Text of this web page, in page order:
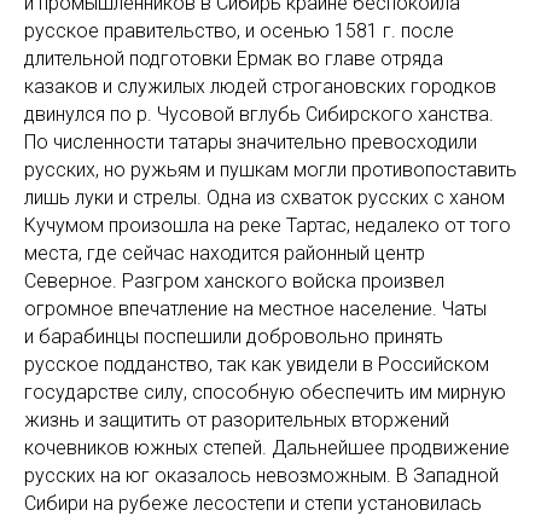
русское правительство, и осенью 1581 г. после
длительной подготовки Ермак во главе отряда
казаков и служилых людей строгановских городков
двинулся по р. Чусовой вглубь Сибирского ханства.
По численности татары значительно превосходили
русских, но ружьям и пушкам могли противопоставить
лишь луки и стрелы. Одна из схваток русских с ханом
Кучумом произошла на реке Тартас, недалеко от того
места, где сейчас находится районный центр
Северное. Разгром ханского войска произвел
огромное впечатление на местное население. Чаты
и барабинцы поспешили добровольно принять
русское подданство, так как увидели в Российском
государстве силу, способную обеспечить им мирную
жизнь и защитить от разорительных вторжений
кочевников южных степей. Дальнейшее продвижение
русских на юг оказалось невозможным. В Западной
Сибири на рубеже лесостепи и степи установилась